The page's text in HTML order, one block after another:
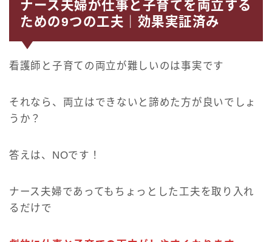
ナース夫婦が仕事と子育てを両立する
ための9つの工夫｜効果実証済み
看護師と子育ての両立が難しいのは事実です
それなら、両立はできないと諦めた方が良いでしょ
うか？
答えは、NOです！
ナース夫婦であってもちょっとした工夫を取り入れ
るだけで